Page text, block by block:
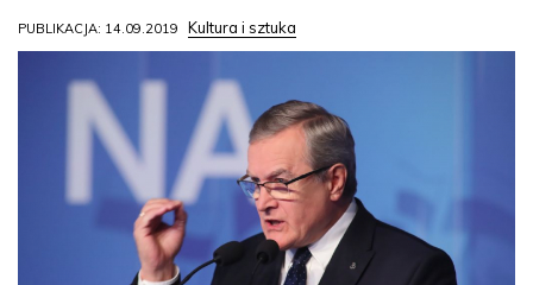
PUBLIKACJA: 14.09.2019 Kultura i sztuka